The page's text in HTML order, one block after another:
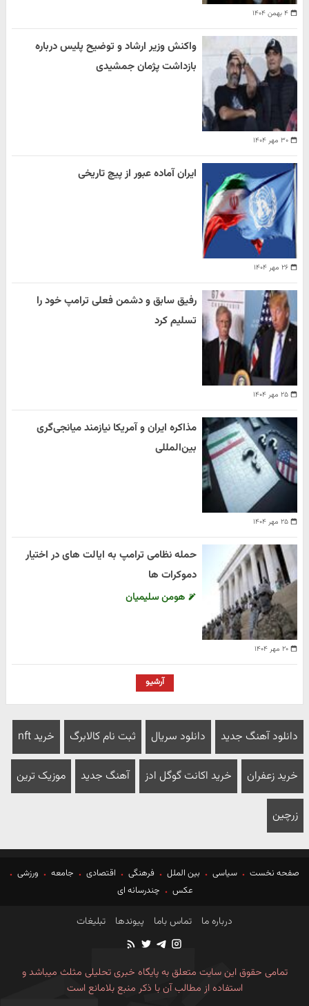
۴ بهمن ۱۴۰۴
۳۰ مهر ۱۴۰۴
واکنش وزیر ارشاد و توضیح پلیس درباره
بازداشت پژمان جمشیدی
۲۶ مهر ۱۴۰۴
ایران آماده عبور از پیچ تاریخی
۲۵ مهر ۱۴۰۴
رفیق سابق و دشمن فعلی ترامپ خود را
تسلیم کرد
۲۵ مهر ۱۴۰۴
مذاکره ایران و آمریکا نیازمند میانجی‌گری
بین‌المللی
۲۰ مهر ۱۴۰۴
حمله نظامی ترامپ به ایالت های در اختیار
دموکرات ها
هومن سلیمیان
آرشیو
دانلود آهنگ جدید دانلود سریال ثبت نام کالابرگ خرید nft
خرید زعفران خرید اکانت گوگل ادز آهنگ جدید موزیک ترین
زرچین
صفحه نخست سیاسی بین الملل فرهنگی اقتصادی جامعه
ورزشی
عکس
چندرسانه ای
درباره ما تماس باما پیوندها تبلیغات
تمامی حقوق این سایت متعلق به پایگاه خبری تحلیلی مثلث میباشد و
استفاده از مطالب آن با ذکر منبع بلامانع است